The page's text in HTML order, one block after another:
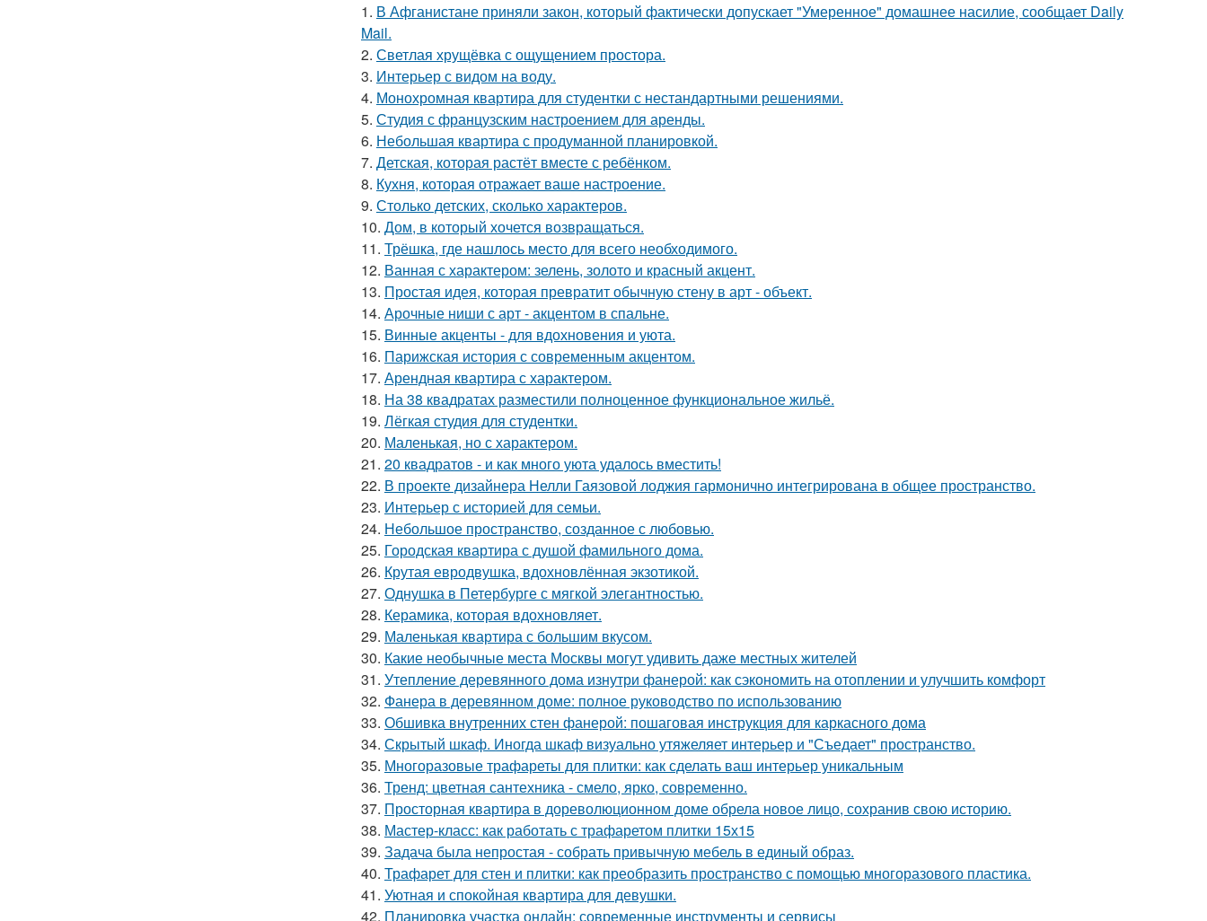
1. В Афганистане приняли закон, который фактически допускает "Умеренное" домашнее насилие, сообщает Daily
Mail.
2. Светлая хрущёвка с ощущением простора.
3. Интерьер с видом на воду.
4. Монохромная квартира для студентки с нестандартными решениями.
5. Студия с французским настроением для аренды.
6. Небольшая квартира с продуманной планировкой.
7. Детская, которая растёт вместе с ребёнком.
8. Кухня, которая отражает ваше настроение.
9. Столько детских, сколько характеров.
10. Дом, в который хочется возвращаться.
11. Трёшка, где нашлось место для всего необходимого.
12. Ванная с характером: зелень, золото и красный акцент.
13. Простая идея, которая превратит обычную стену в арт - объект.
14. Арочные ниши с арт - акцентом в спальне.
15. Винные акценты - для вдохновения и уюта.
16. Парижская история с современным акцентом.
17. Арендная квартира с характером.
18. На 38 квадратах разместили полноценное функциональное жильё.
19. Лёгкая студия для студентки.
20. Маленькая, но с характером.
21. 20 квадратов - и как много уюта удалось вместить!
22. В проекте дизайнера Нелли Гаязовой лоджия гармонично интегрирована в общее пространство.
23. Интерьер с историей для семьи.
24. Небольшое пространство, созданное с любовью.
25. Городская квартира с душой фамильного дома.
26. Крутая евродвушка, вдохновлённая экзотикой.
27. Однушка в Петербурге с мягкой элегантностью.
28. Керамика, которая вдохновляет.
29. Маленькая квартира с большим вкусом.
30. Какие необычные места Москвы могут удивить даже местных жителей
31. Утепление деревянного дома изнутри фанерой: как сэкономить на отоплении и улучшить комфорт
32. Фанера в деревянном доме: полное руководство по использованию
33. Обшивка внутренних стен фанерой: пошаговая инструкция для каркасного дома
34. Скрытый шкаф. Иногда шкаф визуально утяжеляет интерьер и "Съедает" пространство.
35. Многоразовые трафареты для плитки: как сделать ваш интерьер уникальным
36. Тренд: цветная сантехника - смело, ярко, современно.
37. Просторная квартира в дореволюционном доме обрела новое лицо, сохранив свою историю.
38. Мастер-класс: как работать с трафаретом плитки 15х15
39. Задача была непростая - собрать привычную мебель в единый образ.
40. Трафарет для стен и плитки: как преобразить пространство с помощью многоразового пластика.
41. Уютная и спокойная квартира для девушки.
42. Планировка участка онлайн: современные инструменты и сервисы